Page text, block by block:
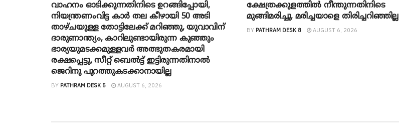
വാഹനം ഓടിക്കുന്നതിനിടെ ഉറങ്ങിപ്പോയി,
നിയന്ത്രണംവിട്ട കാർ തല കീഴായി 50 അടി
താഴ്ചയുള്ള തോട്ടിലേക്ക് മറിഞ്ഞു, യുവാവിന്
ദാരുണാന്ത്യം, കാറിലുണ്ടായിരുന്ന കുഞ്ഞും
ഭാര്യയുമടക്കമുള്ളവർ അത്ഭുതകരമായി
രക്ഷപ്പെട്ടു, സീറ്റ് ബെൽട്ട് ഇട്ടിരുന്നതിനാൽ
ജെറിനു പുറത്തുകടക്കാനായില്ല
BY PATHRAM DESK 5 AUGUST 6, 2026
ക്ഷേത്രക്കുളത്തില്‍ നീന്തുന്നതിനിടെ
മുങ്ങിമരിച്ചു, മരിച്ചയാളെ തിരിച്ചറിഞ്ഞില്ല
BY PATHRAM DESK 8 AUGUST 6, 2026